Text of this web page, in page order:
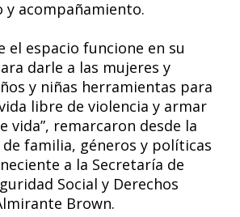
y acompañamiento.
el espacio funcione en su
darle a las mujeres y
y niñas herramientas para
libre de violencia y armar
vida”, remarcaron desde la
familia, géneros y políticas
a la Secretaría de
Social y Derechos
Brown.